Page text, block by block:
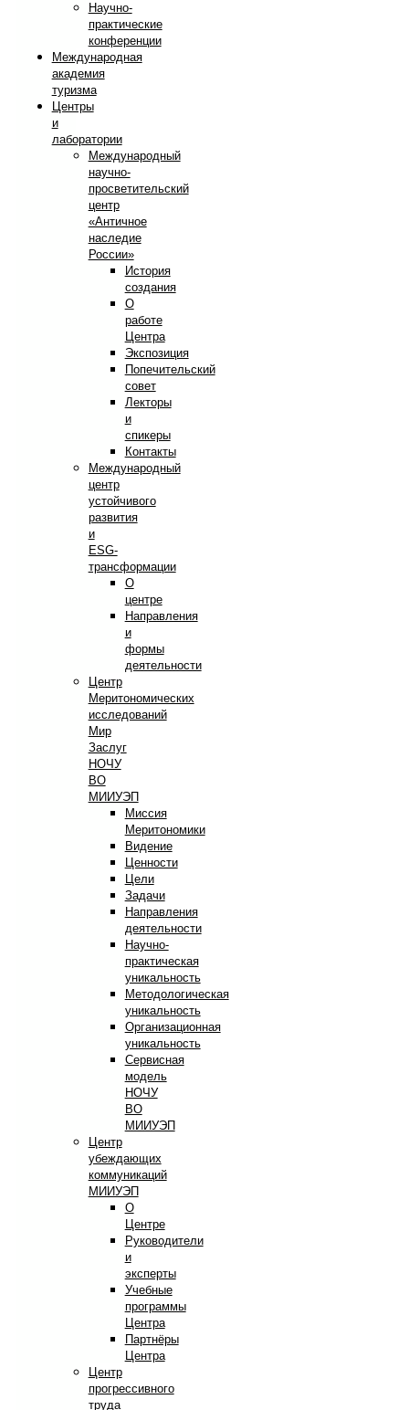
Научно-
практические
конференции
Международная
академия
туризма
Центры
и
лаборатории
Международный
научно-
просветительский
центр
«Античное
наследие
России»
История
создания
О
работе
Центра
Экспозиция
Попечительский
совет
Лекторы
и
спикеры
Контакты
Международный
центр
устойчивого
развития
и
ESG-
трансформации
О
центре
Направления
и
формы
деятельности
Центр
Меритономических
исследований
Мир
Заслуг
НОЧУ
ВО
МИИУЭП
Миссия
Меритономики
Видение
Ценности
Цели
Задачи
Направления
деятельности
Научно-
практическая
уникальность
Методологическая
уникальность
Организационная
уникальность
Сервисная
модель
НОЧУ
ВО
МИИУЭП
Центр
убеждающих
коммуникаций
МИИУЭП
О
Центре
Руководители
и
эксперты
Учебные
программы
Центра
Партнёры
Центра
Центр
прогрессивного
труда